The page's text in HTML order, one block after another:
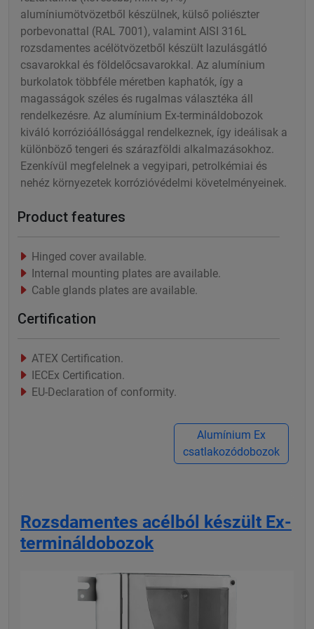
alumíniumötvözetből készülnek, külső poliészter
porbevonattal (RAL 7001), valamint AISI 316L
rozsdamentes acélötvözetből készült lazulásgátló
csavarokkal és földelőcsavarokkal. Az alumínium
burkolatok többféle méretben kaphatók, így a
magasságok széles és rugalmas választéka áll
rendelkezésre. Az alumínium Ex-termináldobozok
kiváló korrózióállósággal rendelkeznek, így ideálisak a
különböző tengeri és szárazföldi alkalmazásokhoz.
Ezenkívül megfelelnek a vegyipari, petrolkémiai és
nehéz környezetek korrózióvédelmi követelményeinek.
Product features
Hinged cover available.
Internal mounting plates are available.
Cable glands plates are available.
Certification
ATEX Certification.
IECEx Certification.
EU-Declaration of conformity.
Alumínium Ex
csatlakozódobozok
Rozsdamentes acélból készült Ex-
termináldobozok